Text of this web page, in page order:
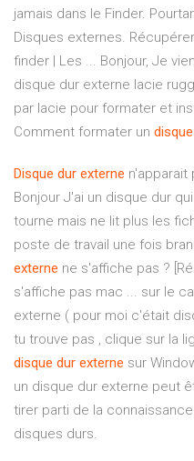
jamais dans le Finder.
Disques externes.
finder | Les ... Bonjour, Je
disque dur externe lacie
par lacie pour formater et
Comment formater un disque
Disque dur externe n'apparait
Bonjour J'ai un disque dur
tourne mais ne lit plus les
poste de travail une fois
externe ne s'affiche pas ?
s'affiche pas mac ... sur le
externe ( pour moi c'était
tu trouve pas , clique sur la
disque dur externe sur
un disque dur externe peut
tirer parti de la
disques durs.